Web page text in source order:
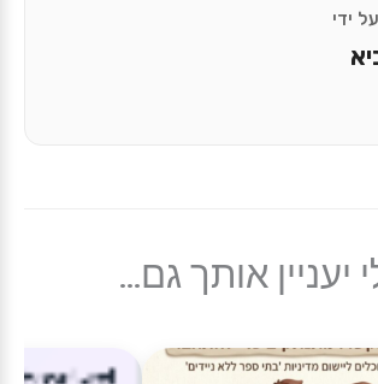
ידי
יעניין אותך גם...